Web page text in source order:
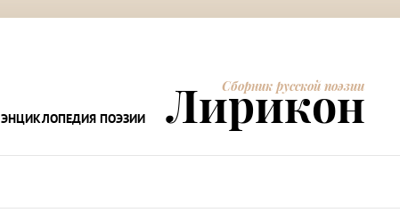
ЭНЦИКЛОПЕДИЯ ПОЭЗИИ
Сборник русской поэзии
Лирикон